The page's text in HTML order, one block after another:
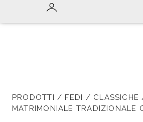
PRODOTTI / FEDI / CLASSICHE
MATRIMONIALE TRADIZIONALE